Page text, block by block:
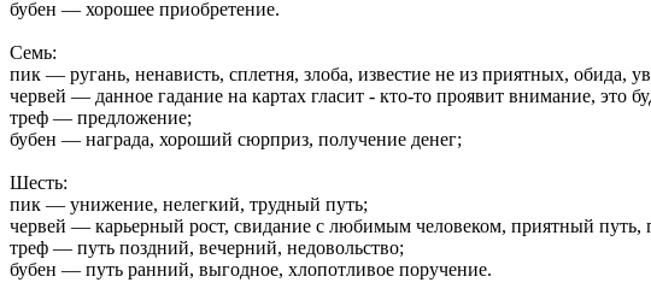
бубен — хорошее приобретение.
Семь:
пик — ругань, ненависть, сплетня, злоба, известие не из приятных, обида,
червей — данное гадание на картах гласит - кто-то проявит внимание, это
треф — предложение;
бубен — награда, хороший сюрприз, получение денег;
Шесть:
пик — унижение, нелегкий, трудный путь;
червей — карьерный рост, свидание с любимым человеком, приятный путь,
треф — путь поздний, вечерний, недовольство;
бубен — путь ранний, выгодное, хлопотливое поручение.